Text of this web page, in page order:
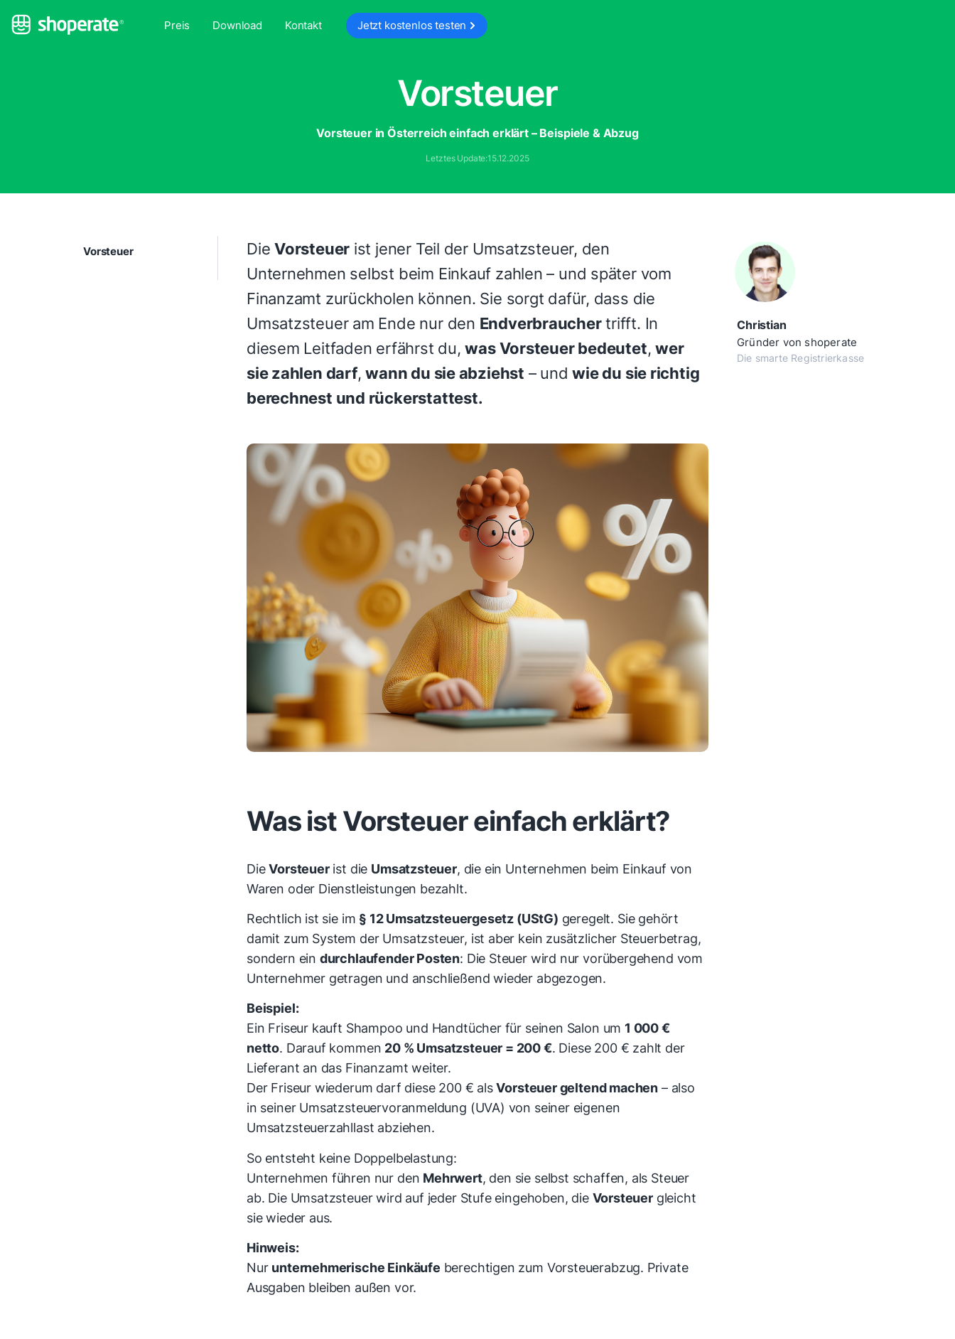
Preis Download Kontakt Jetzt kostenlos testen
Vorsteuer
Vorsteuer in Österreich einfach erklärt – Beispiele & Abzug
Letztes Update:15.12.2025
Vorsteuer
Christian
Gründer von shoperate
Die smarte Registrierkasse
DieVorsteuer ist jener Teil der Umsatzsteuer, den
Unternehmen selbst beim Einkauf zahlen – und später vom
Finanzamt zurückholen können. Sie sorgt dafür, dass die
Umsatzsteuer am Ende nur den Endverbrauchertrifft. In
diesem Leitfaden erfährst du,was Vorsteuer bedeutet,wer
sie zahlen darf,wann du sie abziehst – undwie du sie richtig
berechnest und rückerstattest.
Was ist Vorsteuer einfach erklärt?
DieVorsteuerist die Umsatzsteuer, die ein Unternehmen beim Einkauf von
Waren oder Dienstleistungen bezahlt.
Rechtlich ist sie im § 12 Umsatzsteuergesetz (UStG) geregelt. Sie gehört
damit zum System der Umsatzsteuer, ist aber kein zusätzlicher Steuerbetrag,
sondern ein durchlaufender Posten: Die Steuer wird nur vorübergehend vom
Unternehmer getragen und anschließend wieder abgezogen.
Beispiel:
Ein Friseur kauft Shampoo und Handtücher für seinen Salon um 1 000 €
netto. Darauf kommen 20 % Umsatzsteuer = 200 €. Diese 200 € zahlt der
Lieferant an das Finanzamt weiter.
Der Friseur wiederum darf diese 200 € alsVorsteuer geltend machen– also
in seiner Umsatzsteuervoranmeldung (UVA) von seiner eigenen
Umsatzsteuerzahllast abziehen.
So entsteht keine Doppelbelastung:
Unternehmen führen nur den Mehrwert, den sie selbst schaffen, als Steuer
ab. Die Umsatzsteuer wird auf jeder Stufe eingehoben, dieVorsteuergleicht
sie wieder aus.
Hinweis:
Nurunternehmerische Einkäufe berechtigen zum Vorsteuerabzug. Private
Ausgaben bleiben außen vor.